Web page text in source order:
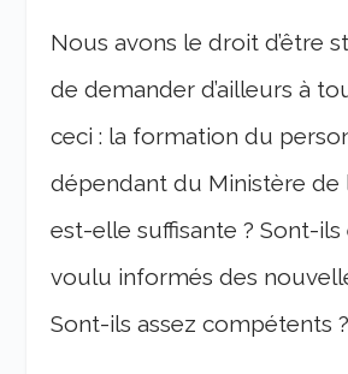
Nous avons le droit d’être
de demander d’ailleurs à
ceci : la formation du
dépendant du Ministère de
est-elle suffisante ? Sont-
voulu informés des
Sont-ils assez compétents ?